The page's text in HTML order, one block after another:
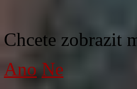
Chcete zobrazit
Ano Ne